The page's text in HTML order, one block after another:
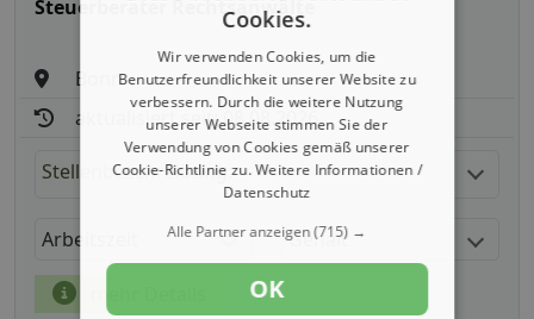
Steuerberater Rechtsanwälte
Bonn
aktualisiert seit: 08.08.2026
Stellenbeschreibung:
Arbeitszeit Gehalt
Cookies.
Wir verwenden Cookies, um die
Benutzerfreundlichkeit unserer Website zu
verbessern. Durch die weitere Nutzung
unserer Webseite stimmen Sie der
Verwendung von Cookies gemäß unserer
Cookie-Richtlinie zu.Weitere Informationen /
Datenschutz
Alle Partner anzeigen(715) →
OK